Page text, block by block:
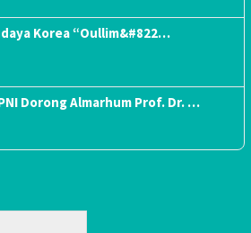
Korea “Oullim&#822…
Dorong Almarhum Prof. Dr. …